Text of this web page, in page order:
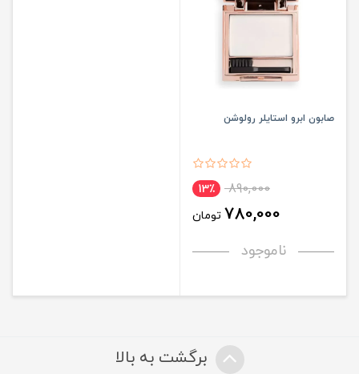
صابون ابرو استایلر رولوشن
890,000 13٪
780,000 تومان
ناموجود
برگشت به بالا